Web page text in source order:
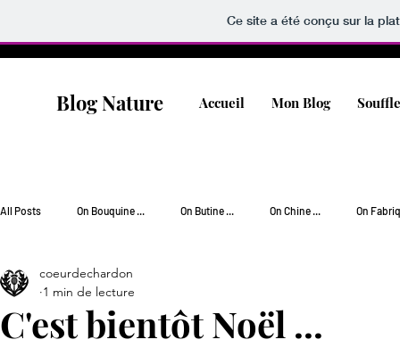
Ce site a été conçu sur la
Blog Nature Accueil Mon Blog
All Posts On Bouquine ... On Butine ... On Chine ... On
On Jardine ... On Popotte ...
C'est bientôt Noël ...
coeurdechardon
1 min de lecture